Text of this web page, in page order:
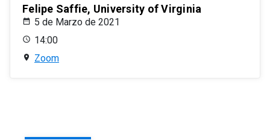
Felipe Saffie, University of Virginia
5 de Marzo de 2021
14:00
Zoom